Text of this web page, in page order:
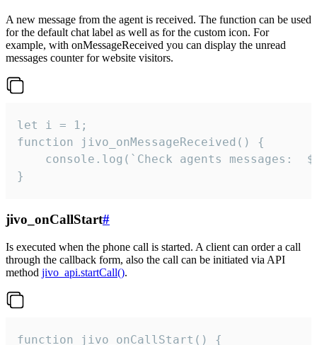
A new message from the agent is received. The function can be used
for the default chat label as well as for the custom icon. For
example, with onMessageReceived you can display the unread
messages counter for website visitors.
let i = 1;
function jivo_onMessageReceived() {
}
jivo_onCallStart#
Is executed when the phone call is started. A client can order a call
through the callback form, also the call can be initiated via API
method jivo_api.startCall().
function jivo_onCallStart() {